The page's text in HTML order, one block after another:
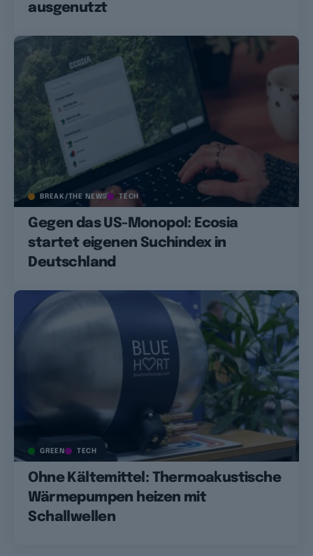
ausgenutzt
BREAK/THE NEWS TECH
Gegen das US-Monopol: Ecosia
startet eigenen Suchindex in
Deutschland
GREEN TECH
Ohne Kältemittel: Thermoakustische
Wärmepumpen heizen mit
Schallwellen